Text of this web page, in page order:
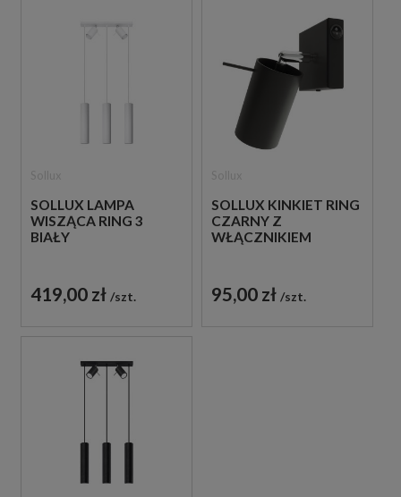
SOLLUX LAMPA
WISZĄCA RING 3
BIAŁY
419,00 zł szt.
SOLLUX KINKIET RING
CZARNY Z
WŁĄCZNIKIEM
95,00 zł szt.